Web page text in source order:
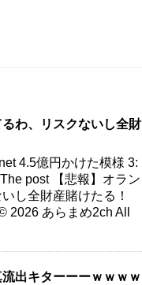
わ、リスクないし全財
4.5億円かけた模様 3:
post 【悲報】オラン
し全財産賭けたる！
2026 あらまめ2ch All
出キターーーｗｗｗｗ